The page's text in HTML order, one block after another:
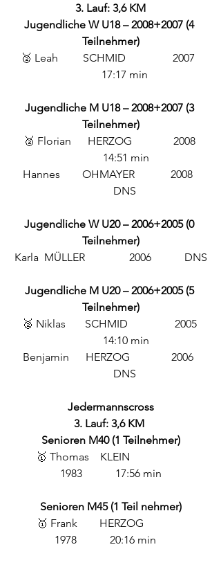
3. Lauf: 3,6 KM
Jugendliche W U18 – 2008+2007 (4
Teilnehmer)
🥈 Leah         SCHMID                 2007
17:17 min
Jugendliche M U18 – 2008+2007 (3
Teilnehmer)
🥈 Florian      HERZOG               2008
14:51 min
Hannes        OHMAYER             2008
DNS
Jugendliche W U20 – 2006+2005 (0
Teilnehmer)
Karla  MÜLLER                2006            DNS
Jugendliche M U20 – 2006+2005 (5
Teilnehmer)
🥈 Niklas       SCHMID                 2005
14:10 min
Benjamin      HERZOG               2006
DNS
Jedermannscross
3. Lauf: 3,6 KM
Senioren M40 (1 Teilnehmer)
🥇 Thomas    KLEIN
1983            17:56 min
Senioren M45 (1 Teil nehmer)
🥇 Frank        HERZOG
1978            20:16 min